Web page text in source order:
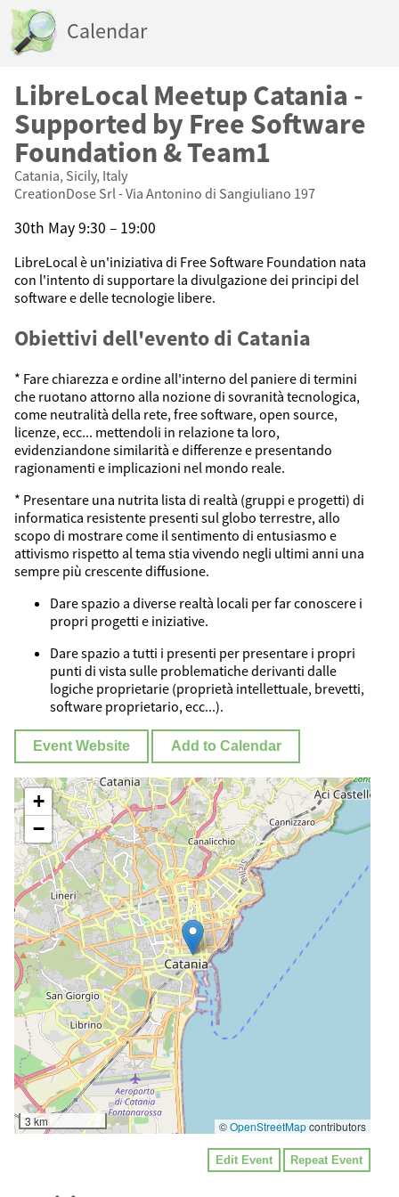
Calendar
LibreLocal Meetup Catania -
Supported by Free Software
Foundation & Team1
Catania, Sicily, Italy
CreationDose Srl - Via Antonino di Sangiuliano 197
30th May 9:30 – 19:00
​LibreLocal è un'iniziativa di Free Software Foundation nata
con l'intento di supportare la divulgazione dei principi del
software e delle tecnologie libere.
​Obiettivi dell'evento di Catania
​* Fare chiarezza e ordine all'interno del paniere di termini
che ruotano attorno alla nozione di sovranità tecnologica,
come neutralità della rete, free software, open source,
licenze, ecc... mettendoli in relazione ta loro,
evidenziandone similarità e differenze e presentando
ragionamenti e implicazioni nel mondo reale.
​* Presentare una nutrita lista di realtà (gruppi e progetti) di
informatica resistente presenti sul globo terrestre, allo
scopo di mostrare come il sentimento di entusiasmo e
attivismo rispetto al tema stia vivendo negli ultimi anni una
sempre più crescente diffusione.
​Dare spazio a diverse realtà locali per far conoscere i
propri progetti e iniziative.
​Dare spazio a tutti i presenti per presentare i propri
punti di vista sulle problematiche derivanti dalle
logiche proprietarie (proprietà intellettuale, brevetti,
software proprietario, ecc...).
Event Website Add to Calendar
+
−
3 km ©OpenStreetMapcontributors
Edit Event Repeat Event